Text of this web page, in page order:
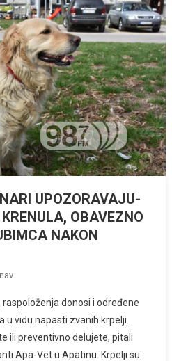
UPOZORAVAJU-
OBAVEZNO
NAKON
donosi i određene
u vidu napasti zvanih krpelji.
ili preventivno delujete, pitali
Apa-Vet u Apatinu. Krpelji su